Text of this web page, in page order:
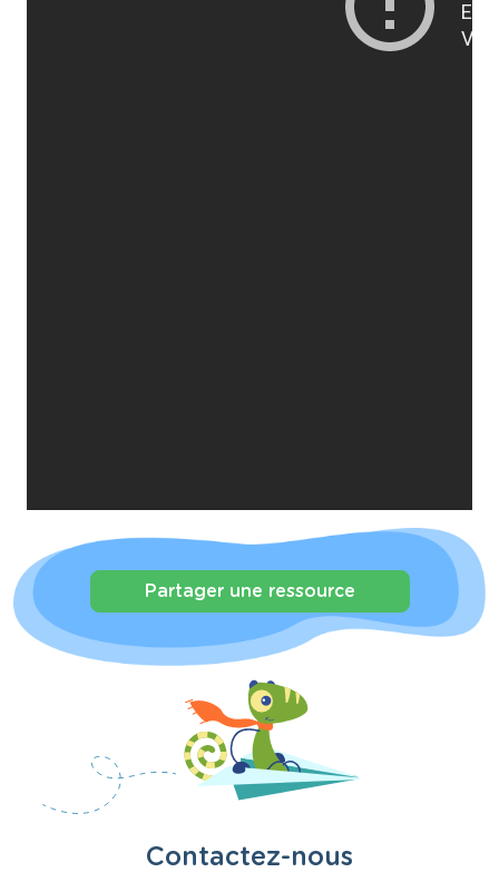
Partager une ressource
Contactez-nous